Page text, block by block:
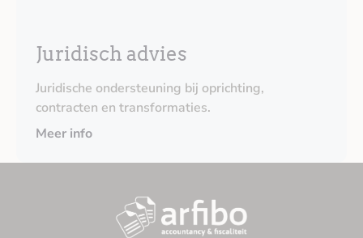
Juridisch advies
Juridische ondersteuning bij oprichting,
contracten en transformaties.
Meer info